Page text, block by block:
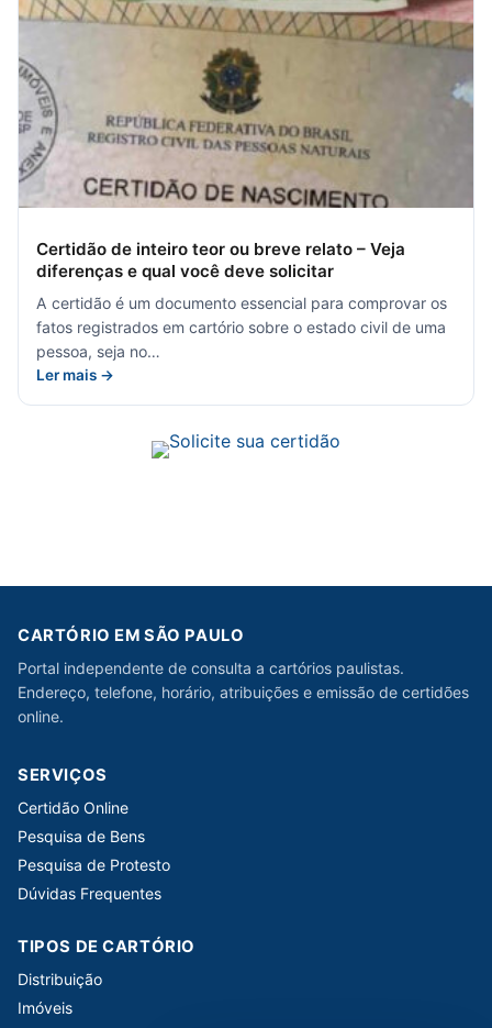
Certidão de inteiro teor ou breve relato – Veja
diferenças e qual você deve solicitar
A certidão é um documento essencial para comprovar os
fatos registrados em cartório sobre o estado civil de uma
pessoa, seja no…
Ler mais →
CARTÓRIO EM SÃO PAULO
Portal independente de consulta a cartórios paulistas.
Endereço, telefone, horário, atribuições e emissão de certidões
online.
SERVIÇOS
Certidão Online
Pesquisa de Bens
Pesquisa de Protesto
Dúvidas Frequentes
TIPOS DE CARTÓRIO
Distribuição
Imóveis